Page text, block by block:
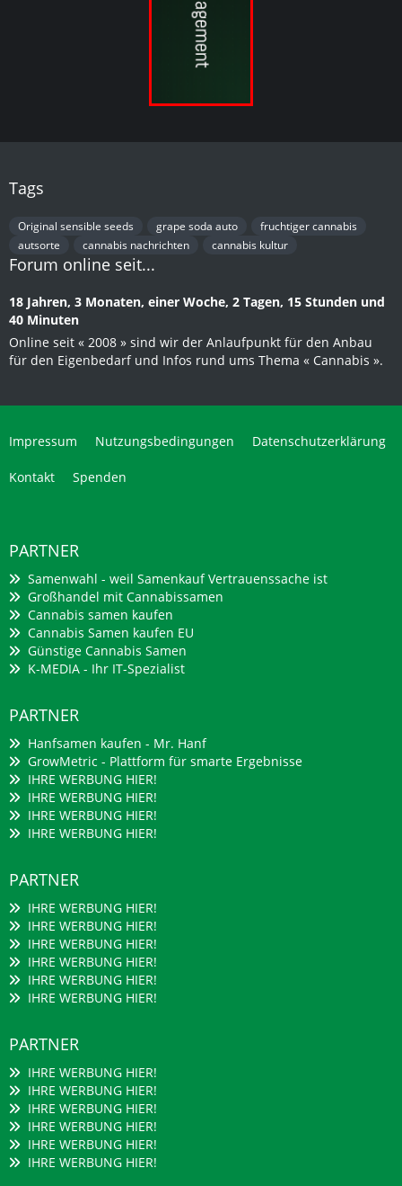
Tags
Original sensible seeds grape soda auto
fruchtiger cannabis
autsorte
cannabis nachrichten cannabis kultur
Forum online seit...
18 Jahren, 3 Monaten, einer Woche, 2 Tagen, 15 Stunden und
40 Minuten
Online seit « 2008 » sind wir der Anlaufpunkt für den Anbau
für den Eigenbedarf und Infos rund ums Thema « Cannabis ».
Impressum Nutzungsbedingungen Datenschutzerklärung
Kontakt Spenden
PARTNER
Samenwahl - weil Samenkauf Vertrauenssache ist
Großhandel mit Cannabissamen
Cannabis samen kaufen
Cannabis Samen kaufen EU
Günstige Cannabis Samen
K-MEDIA - Ihr IT-Spezialist
PARTNER
Hanfsamen kaufen - Mr. Hanf
GrowMetric - Plattform für smarte Ergebnisse
IHRE WERBUNG HIER!
IHRE WERBUNG HIER!
IHRE WERBUNG HIER!
IHRE WERBUNG HIER!
PARTNER
IHRE WERBUNG HIER!
IHRE WERBUNG HIER!
IHRE WERBUNG HIER!
IHRE WERBUNG HIER!
IHRE WERBUNG HIER!
IHRE WERBUNG HIER!
PARTNER
IHRE WERBUNG HIER!
IHRE WERBUNG HIER!
IHRE WERBUNG HIER!
IHRE WERBUNG HIER!
IHRE WERBUNG HIER!
IHRE WERBUNG HIER!